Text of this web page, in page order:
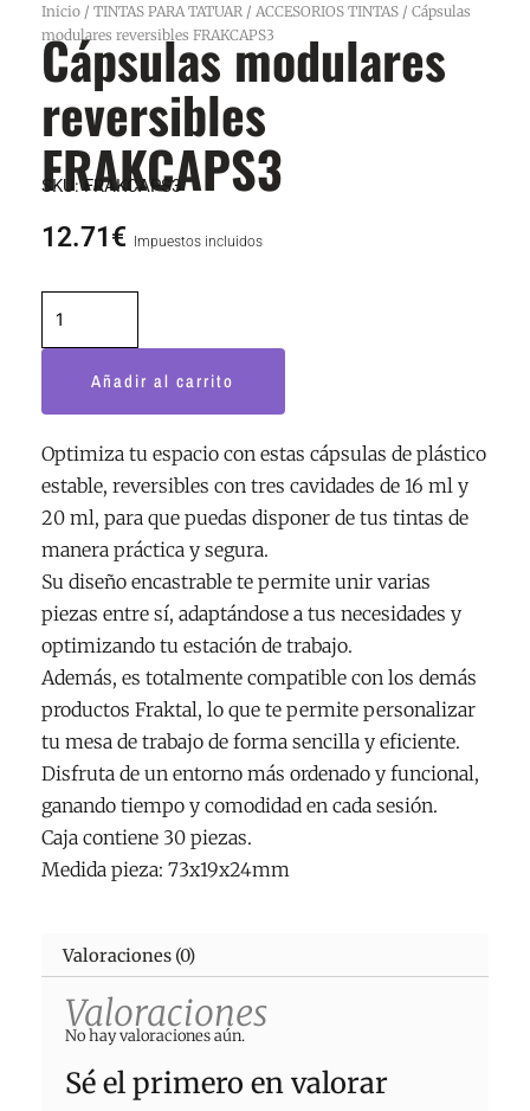
Inicio / TINTAS PARA TATUAR / ACCESORIOS TINTAS / Cápsulas
modulares reversibles FRAKCAPS3
Cápsulas modulares
reversibles
FRAKCAPS3
SKU:FRAKCAPS3
12.71 € Impuestos incluidos
modulares
FRAKCAPS3
cantidad
Añadir al carrito
Optimiza tu espacio con estas cápsulas de plástico
estable, reversibles con tres cavidades de 16 ml y
20 ml, para que puedas disponer de tus tintas de
manera práctica y segura.
Su diseño encastrable te permite unir varias
piezas entre sí, adaptándose a tus necesidades y
optimizando tu estación de trabajo.
Además, es totalmente compatible con los demás
productos Fraktal, lo que te permite personalizar
tu mesa de trabajo de forma sencilla y eficiente.
Disfruta de un entorno más ordenado y funcional,
ganando tiempo y comodidad en cada sesión.
Caja contiene 30 piezas.
Medida pieza: 73x19x24mm
Valoraciones (0)
Valoraciones
No hay valoraciones aún.
Sé el primero en valorar